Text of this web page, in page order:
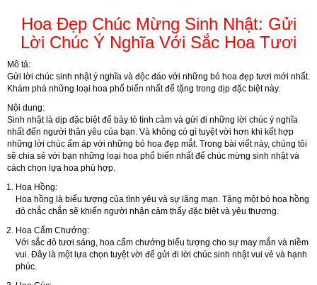
Hoa Đẹp Chúc Mừng Sinh Nhật: Gửi
Lời Chúc Ý Nghĩa Với Sắc Hoa Tươi
Mô tả:
Gửi lời chúc sinh nhật ý nghĩa và độc đáo với những bó hoa đẹp tươi mới nhất.
Khám phá những loại hoa phổ biến nhất để tặng trong dịp đặc biệt này.
Nội dung:
Sinh nhật là dịp đặc biệt để bày tỏ tình cảm và gửi đi những lời chúc ý nghĩa
nhất đến người thân yêu của bạn. Và không có gì tuyệt vời hơn khi kết hợp
những lời chúc ấm áp với những bó hoa đẹp mắt. Trong bài viết này, chúng tôi
sẽ chia sẻ với bạn những loại hoa phổ biến nhất để chúc mừng sinh nhật và
cách chọn lựa hoa phù hợp.
Hoa Hồng:
Hoa hồng là biểu tượng của tình yêu và sự lãng mạn. Tặng một bó hoa hồng
đỏ chắc chắn sẽ khiến người nhận cảm thấy đặc biệt và yêu thương.
Hoa Cẩm Chướng:
Với sắc đỏ tươi sáng, hoa cẩm chướng biểu tượng cho sự may mắn và niềm
vui. Đây là một lựa chọn tuyệt vời để gửi đi lời chúc sinh nhật vui vẻ và hạnh
phúc.